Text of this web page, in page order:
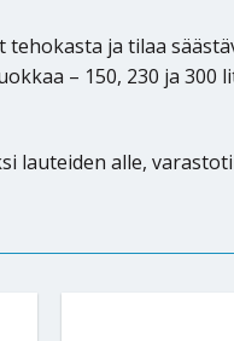
ja tilaa
– 150, 230 ja
lauteiden alle,